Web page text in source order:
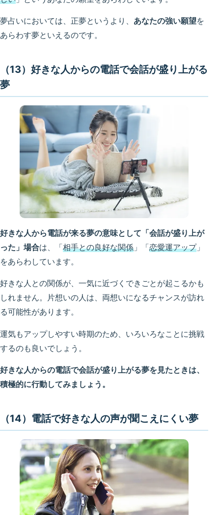
夢占いにおいては、正夢というより、 あなたの強い願望を
あらわす夢といえるのです。
（13）好きな人からの電話で会話が盛り上がる
夢
好きな人から電話が来る夢の意味として「会話が盛り上が
った」場合は、「相手との良好な関係 」「恋愛運アップ」
をあらわしています。
好きな人との関係が、一気に近づくできごとが起こるかも
しれません。片想いの人は、両想いになるチャンスが訪れ
る可能性があります。
運気もアップしやすい時期のため、いろいろなことに挑戦
するのも良いでしょう。
好きな人からの電話で会話が盛り上がる夢を見たときは、
積極的に行動してみましょう。
（14）電話で好きな人の声が聞こえにくい夢